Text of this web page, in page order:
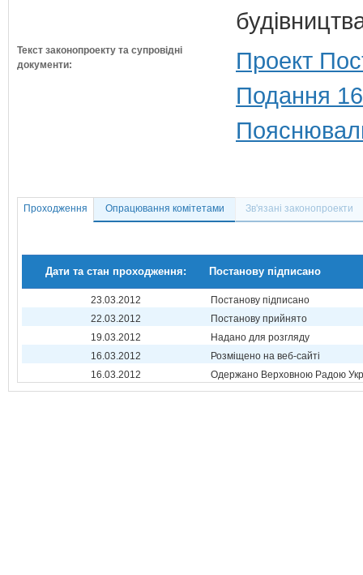
Текст законопроекту та супровідні
документи:
Проект
Подання
Проходження Опрацювання комітетами Зв'язані законопроекти
Дати та стан проходження: Постанову підписано
23.03.2012
Постанову підписано
22.03.2012
Постанову прийнято
19.03.2012
Надано для розгляду
16.03.2012
Розміщено на веб-сайті
16.03.2012
Одержано Верховною Радою